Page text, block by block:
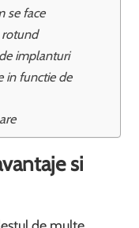
se face
rotund
implanturi
in functie de
si